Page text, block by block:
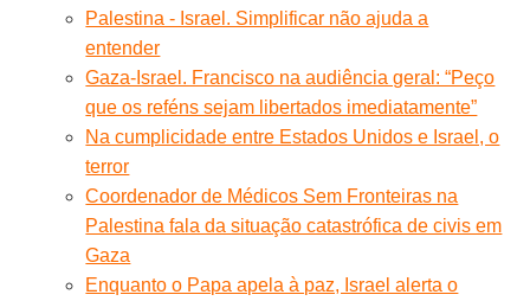
Palestina - Israel. Simplificar não ajuda a
entender
Gaza-Israel. Francisco na audiência geral: “Peço
que os reféns sejam libertados imediatamente”
Na cumplicidade entre Estados Unidos e Israel, o
terror
Coordenador de Médicos Sem Fronteiras na
Palestina fala da situação catastrófica de civis em
Gaza
Enquanto o Papa apela à paz, Israel alerta o